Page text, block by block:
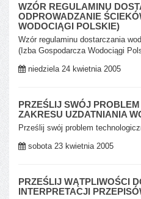
WZÓR REGULAMINU
ODPROWADZANIE
WODOCIĄGI POLSKIE)
Wzór regulaminu dostarczania
(Izba Gospodarcza Wodociągi
niedziela 24 kwietnia 2005
PRZEŚLIJ SWÓJ
ZAKRESU UZDATNIANIA
Prześlij swój problem
sobota 23 kwietnia 2005
PRZEŚLIJ WĄTPLIWOŚCI
INTERPRETACJI